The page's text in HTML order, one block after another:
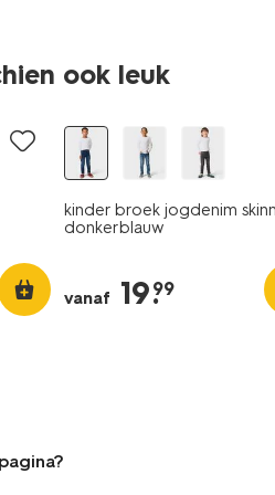
ook leuk
kinder broek jogdenim
donkerblauw
vanaf 19.
99